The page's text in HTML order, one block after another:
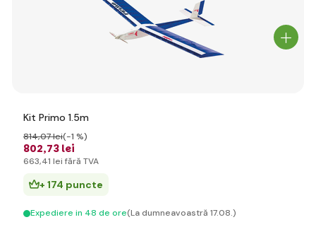
Kit Primo 1.5m
802,73 lei
814,07 lei(-1 %)
663,41 lei fără TVA
+ 174 puncte
Expediere in 48 de ore(La dumneavoastră 17.08.)